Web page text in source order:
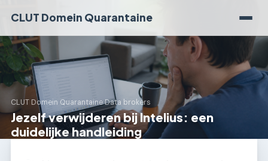
CLUT Domein Quarantaine
CLUT Domein Quarantaine›Data brokers
Jezelf verwijderen bij Intelius: een
duidelijke handleiding